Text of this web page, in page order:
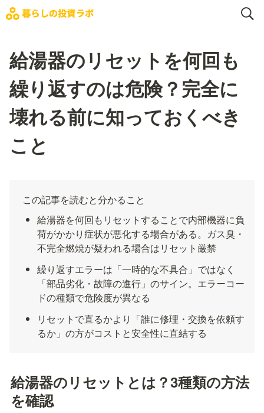
給湯器のリセットを何回も
繰り返すのは危険？完全に
壊れる前に知っておくべき
こと
この記事を読むと分かること
給湯器を何回もリセットすることで内部機器に負
荷がかかり症状が悪化する場合がある。ガス臭・
不完全燃焼が疑われる場合はリセット厳禁
繰り返すエラーは「一時的な不具合」ではなく
「部品劣化・故障の進行」のサイン。エラーコー
ドの種類で危険度が異なる
リセットで直るかより「誰に修理・交換を依頼す
るか」の方がコストと安全性に直結する
給湯器のリセットとは？3種類の方法
を確認